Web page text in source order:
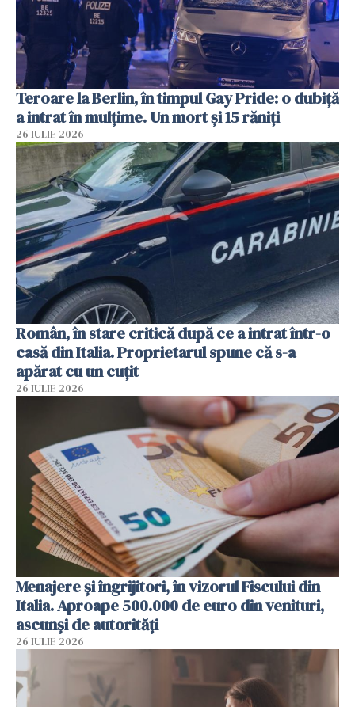
Teroare la Berlin, în timpul Gay Pride: o dubiță
a intrat în mulțime. Un mort și 15 răniți
26 IULIE 2026
Român, în stare critică după ce a intrat într-o
casă din Italia. Proprietarul spune că s-a
apărat cu un cuțit
26 IULIE 2026
Menajere și îngrijitori, în vizorul Fiscului din
Italia. Aproape 500.000 de euro din venituri,
ascunși de autorități
26 IULIE 2026